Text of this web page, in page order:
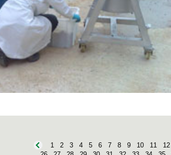
1 2 3 4 5 6 7 8 9 10 11 12